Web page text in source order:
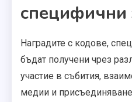
специфични
Наградите с кодове,
бъдат получени чрез
участие в събития,
медии и